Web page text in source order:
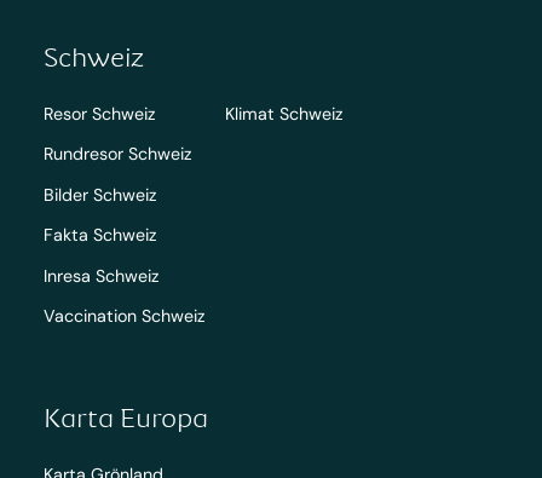
Schweiz
Resor Schweiz
Rundresor Schweiz
Bilder Schweiz
Fakta Schweiz
Inresa Schweiz
Vaccination Schweiz
Klimat Schweiz
Karta Europa